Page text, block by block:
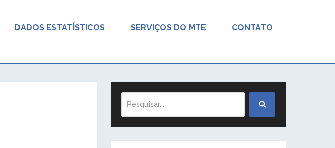
DADOS ESTATÍSTICOS SERVIÇOS DO MTE CONTATO